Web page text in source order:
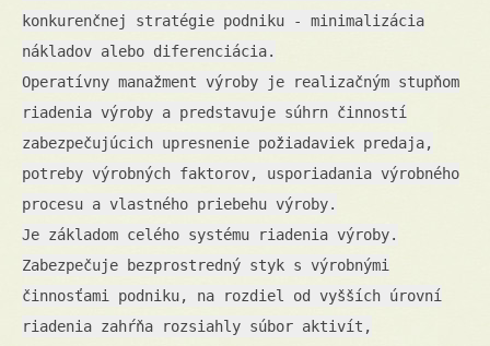
konkurenčnej stratégie podniku - minimalizácia
nákladov alebo diferenciácia.
Operatívny manažment výroby je realizačným stupňom
riadenia výroby a predstavuje súhrn činností
zabezpečujúcich upresnenie požiadaviek predaja,
potreby výrobných faktorov, usporiadania výrobného
procesu a vlastného priebehu výroby.
Je základom celého systému riadenia výroby.
Zabezpečuje bezprostredný styk s výrobnými
činnosťami podniku, na rozdiel od vyšších úrovní
riadenia zahŕňa rozsiahly súbor aktivít,